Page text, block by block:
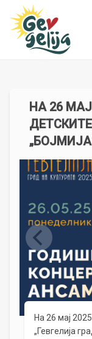
НА 26
На 26 мај
„Гевгелија